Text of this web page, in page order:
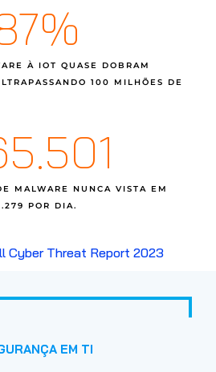
MAIS
À IOT QUASE DOBRAM
100 MILHÕES DE
%
MALWARE NUNCA VISTA EM
POR DIA.
Cyber Threat Report 2023
EM TI